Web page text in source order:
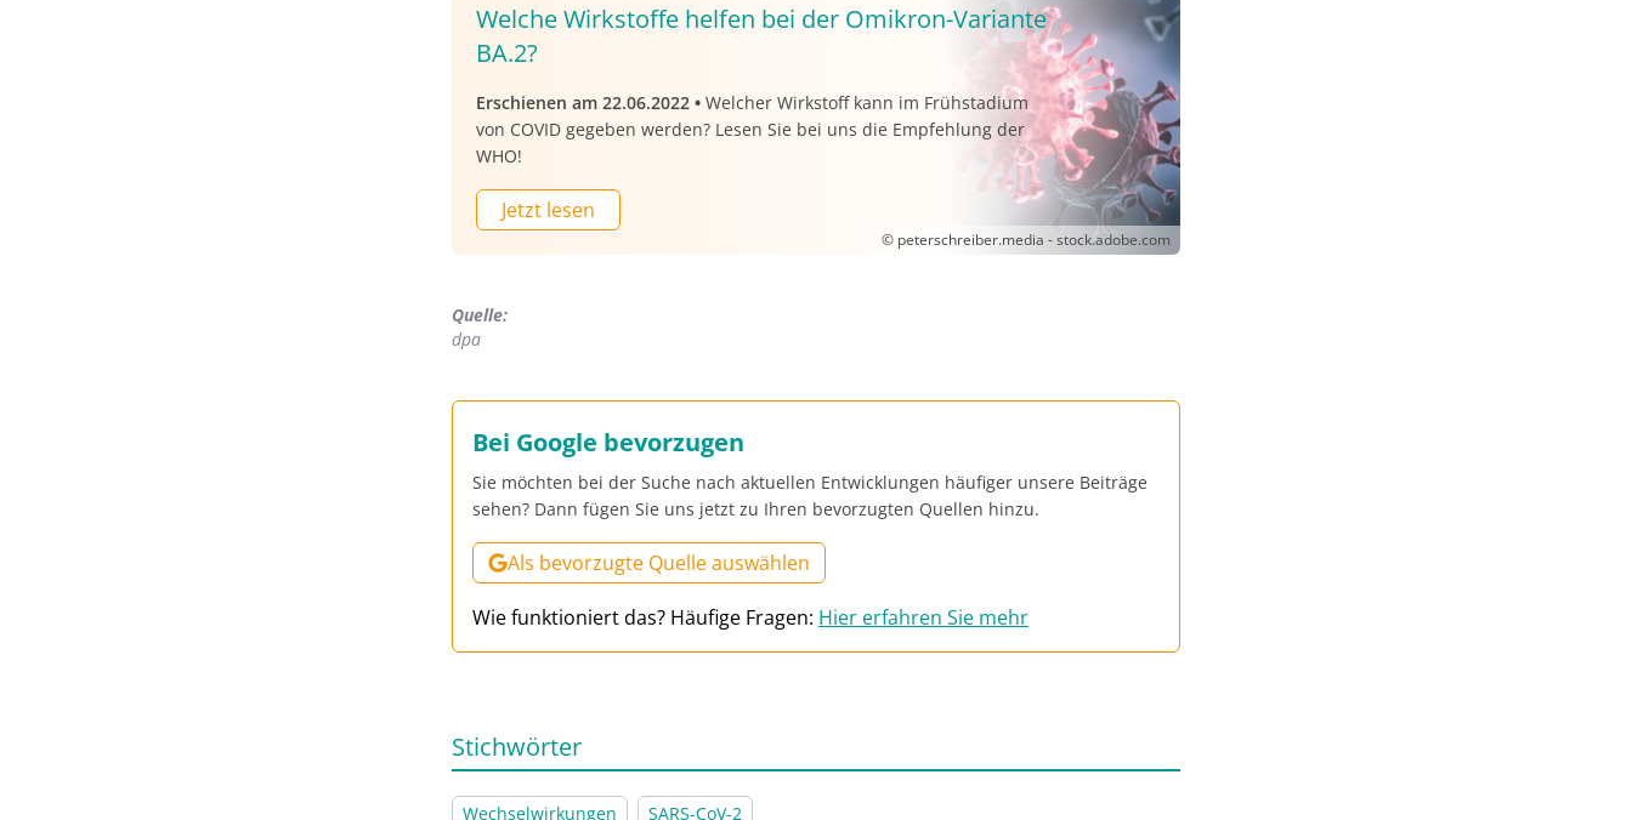
Welche Wirkstoffe helfen bei der Omikron-Variante
BA.2?
Erschienen am 22.06.2022 • Welcher Wirkstoff kann im Frühstadium
von COVID gegeben werden? Lesen Sie bei uns die Empfehlung der
WHO!
Jetzt lesen
© peterschreiber.media - stock.adobe.com
Quelle:
dpa
Bei Google bevorzugen
Sie möchten bei der Suche nach aktuellen Entwicklungen häufiger unsere Beiträge
sehen? Dann fügen Sie uns jetzt zu Ihren bevorzugten Quellen hinzu.
Als bevorzugte Quelle auswählen
Wie funktioniert das? Häufige Fragen: Hier erfahren Sie mehr
Stichwörter
Wechselwirkungen SARS-CoV-2